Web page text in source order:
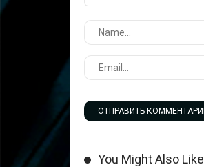
You Might Also Like